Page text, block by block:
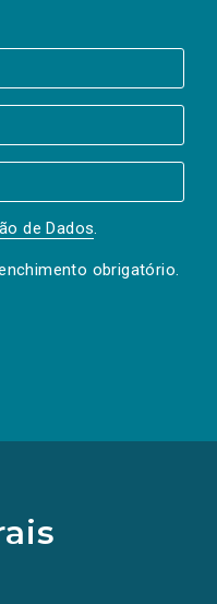
de Dados.
obrigatório.